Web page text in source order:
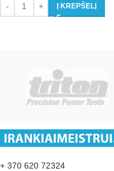
Į KREPŠELĮ
+ 370 620 72324